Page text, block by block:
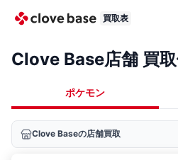
買取表
Clove Base店舗 買
ポケモン
Clove Baseの店舗買取